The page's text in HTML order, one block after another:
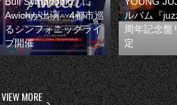
Awichが出演 4都市巡
るシンフォニックライ
ブ開催
ルバム『
周年記念盤
定
VIEW MORE